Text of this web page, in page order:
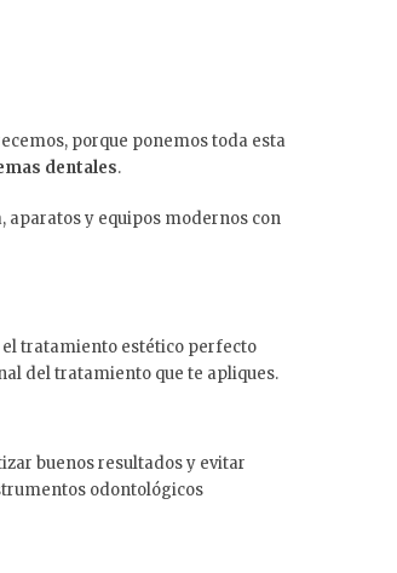
porque ponemos toda esta
dentales.
aparatos y equipos modernos con
tratamiento estético perfecto
del tratamiento que te apliques.
buenos resultados y evitar
odontológicos